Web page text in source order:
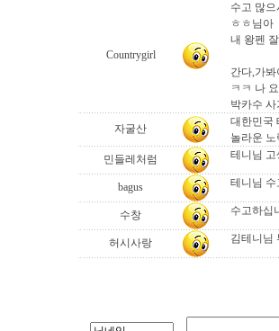
Countrygirl
수고 많
ㅎㅎ님아
내 왕펜
간다,가
ㅋㅋ 나
박카수
자굴산
대한민국
놀라운
민들레처럼
테니님 고
bagus 테니님 수
수창 수고하십
허시사랑 김테니님